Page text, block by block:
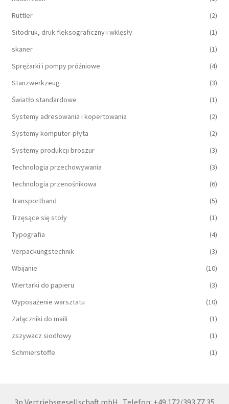
Rüttler
(2)
Sitodruk, druk fleksograficzny i wklęsły
(1)
skaner
(1)
Sprężarki i pompy próżniowe
(4)
Stanzwerkzeug
(3)
Światło standardowe
(1)
Systemy adresowania i kopertowania
(2)
Systemy komputer-płyta
(2)
Systemy produkcji broszur
(3)
Technologia przechowywania
(3)
Technologia przenośnikowa
(6)
Transportband
(5)
Trzęsące się stoły
(1)
Typografia
(4)
Verpackungstechnik
(3)
Wbijanie
(10)
Wiertarki do papieru
(3)
Wyposażenie warsztatu
(10)
Załączniki do maili
(1)
zszywacz siodłowy
(1)
Schmierstoffe
(1)